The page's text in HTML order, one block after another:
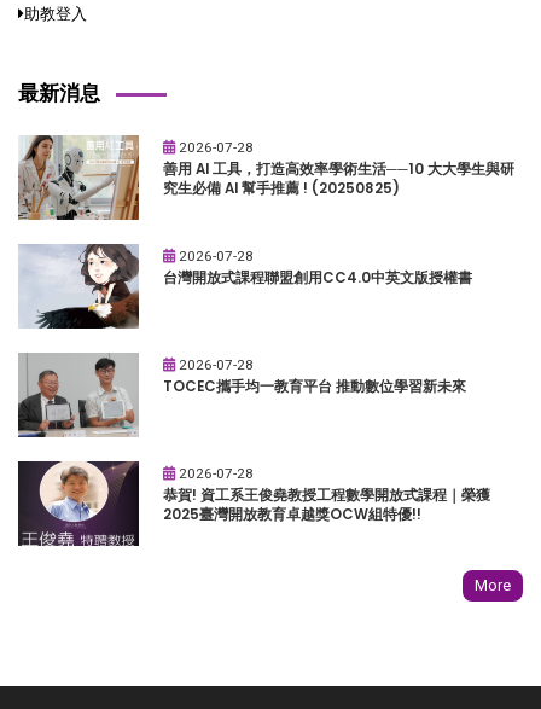
助教登入
最新消息
2026-07-28
善用 AI 工具，打造高效率學術生活──10 大大學生與研
究生必備 AI 幫手推薦 ! (20250825)
2026-07-28
台灣開放式課程聯盟創用CC4.0中英文版授權書
2026-07-28
TOCEC攜手均一教育平台 推動數位學習新未來
2026-07-28
恭賀! 資工系王俊堯教授工程數學開放式課程｜榮獲
2025臺灣開放教育卓越獎OCW組特優!!
More